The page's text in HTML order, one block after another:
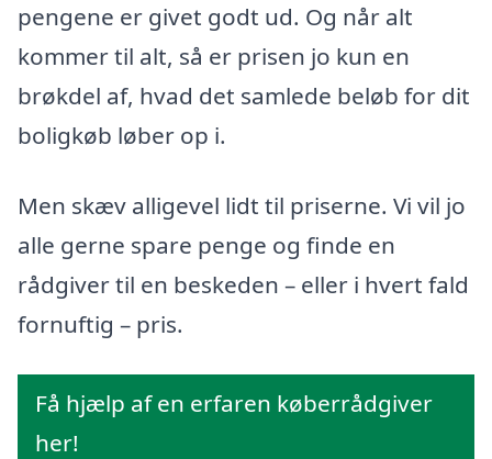
pengene er givet godt ud. Og når alt
kommer til alt, så er prisen jo kun en
brøkdel af, hvad det samlede beløb for dit
boligkøb løber op i.
Men skæv alligevel lidt til priserne. Vi vil jo
alle gerne spare penge og finde en
rådgiver til en beskeden – eller i hvert fald
fornuftig – pris.
Få hjælp af en erfaren køberrådgiver
her!